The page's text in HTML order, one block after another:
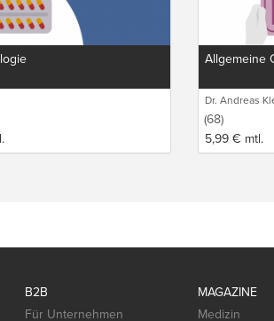
Allgemeine
Dr. Andreas
(68)
5,99 € mtl.
B2B
Für Unternehmen
MAGAZINE
Medizin